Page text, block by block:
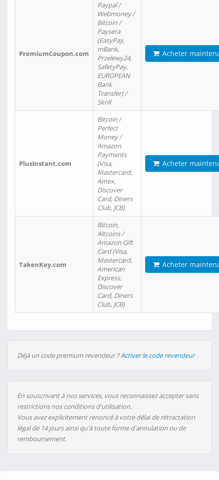
PremiumCoupon.com
Paypal /
Webmoney /
Bitcoin /
Paysera
(EasyPay,
mBank,
Przelewy24,
SafetyPay,
EUROPEAN
Bank
Transfer) /
Skrill
Acheter
PlusInstant.com
Bitcoin /
Perfect
Money /
Amazon
Payments
(Visa,
Mastercard,
Amex,
Discover
Card, Diners
Club, JCB)
Acheter
TakenKey.com
Bitcoin,
Altcoins /
Amazon Gift
Card (Visa,
Mastercard,
American
Express,
Discover
Card, Diners
Club, JCB)
Acheter
Déjà un code premium revendeur ?Activer le code revendeur
En souscrivant à nos services, vous reconnaissez accepter sans
restrictions nos conditions d'utilisation.
Vous avez explicitement renoncé à votre délai de rétractation
légal de 14 jours ainsi qu'à toute forme d'annulation ou de
remboursement.